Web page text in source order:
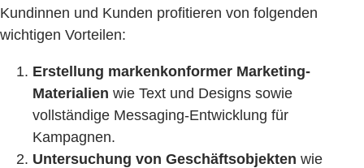
Kundinnen und Kunden profitieren von folgenden
wichtigen Vorteilen:
Erstellung markenkonformer Marketing-
Materialien wie Text und Designs sowie
vollständige Messaging-Entwicklung für
Kampagnen.
Untersuchung von Geschäftsobjekten wie